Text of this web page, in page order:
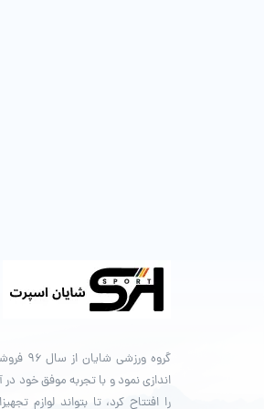
گروه
را افتتاح کرد، تا بتواند لوازم